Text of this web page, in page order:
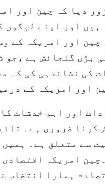
دیا کہ چین اور
ہیں اور اپنے لوگوں
چین اور امریکہ کے
بڑی گنجائش ہے ،جو
کی نشاندہی کی کہ
اور امریکہ کے
اور اہم خدشات
کرنا ضروری ہے۔
سے متعلق ہے۔
امریکہ
ہمارا انتخاب